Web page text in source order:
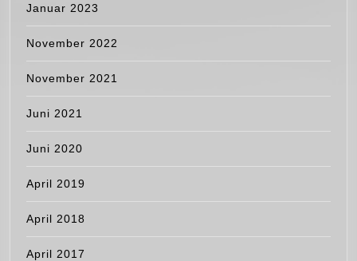
Januar 2023
November 2022
November 2021
Juni 2021
Juni 2020
April 2019
April 2018
April 2017